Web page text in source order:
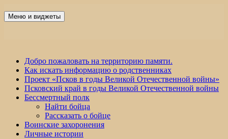
Победа 60
Меню и виджеты
Добро пожаловать на территорию памяти.
Как искать информацию о родственниках
Проект «Псков в годы Великой Отечественной войны»
Псковский край в годы Великой Отечественной войны
Бессмертный полк
Найти бойца
Рассказать о бойце
Воинские захоронения
Личные истории